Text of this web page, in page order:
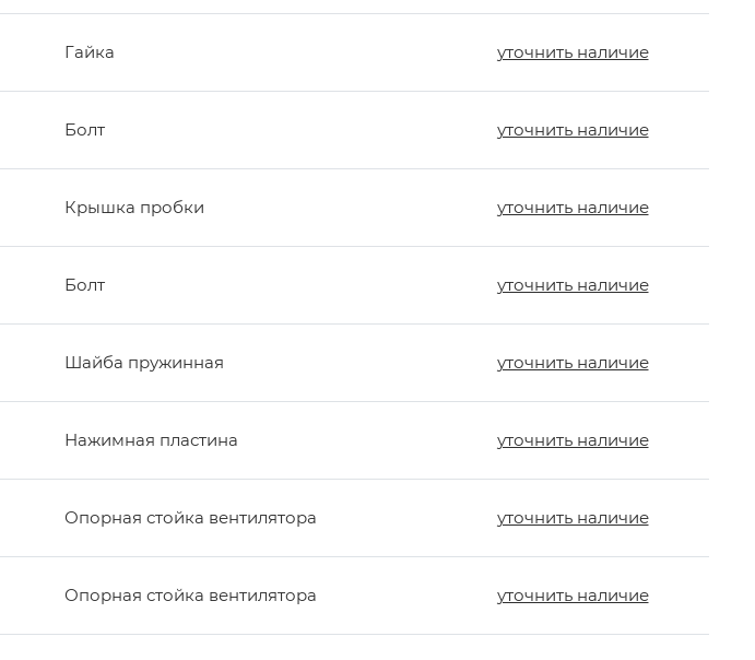
Гайка уточнить наличие
Болт уточнить наличие
Крышка пробки уточнить наличие
Болт уточнить наличие
Шайба пружинная уточнить наличие
Нажимная пластина уточнить наличие
Опорная стойка вентилятора уточнить наличие
Опорная стойка вентилятора уточнить наличие